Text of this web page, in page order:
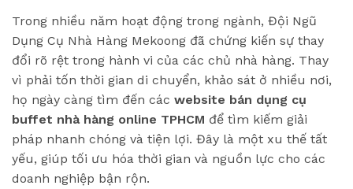
Trong nhiều năm hoạt động trong ngành, Đội Ngũ
Dụng Cụ Nhà Hàng Mekoong đã chứng kiến sự thay
đổi rõ rệt trong hành vi của các chủ nhà hàng. Thay
vì phải tốn thời gian di chuyển, khảo sát ở nhiều nơi,
họ ngày càng tìm đến các website bán dụng cụ
buffet nhà hàng online TPHCM để tìm kiếm giải
pháp nhanh chóng và tiện lợi. Đây là một xu thế tất
yếu, giúp tối ưu hóa thời gian và nguồn lực cho các
doanh nghiệp bận rộn.